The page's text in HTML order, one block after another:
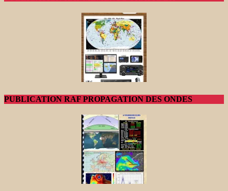
PUBLICATION RAF PROPAGATION DES ONDES